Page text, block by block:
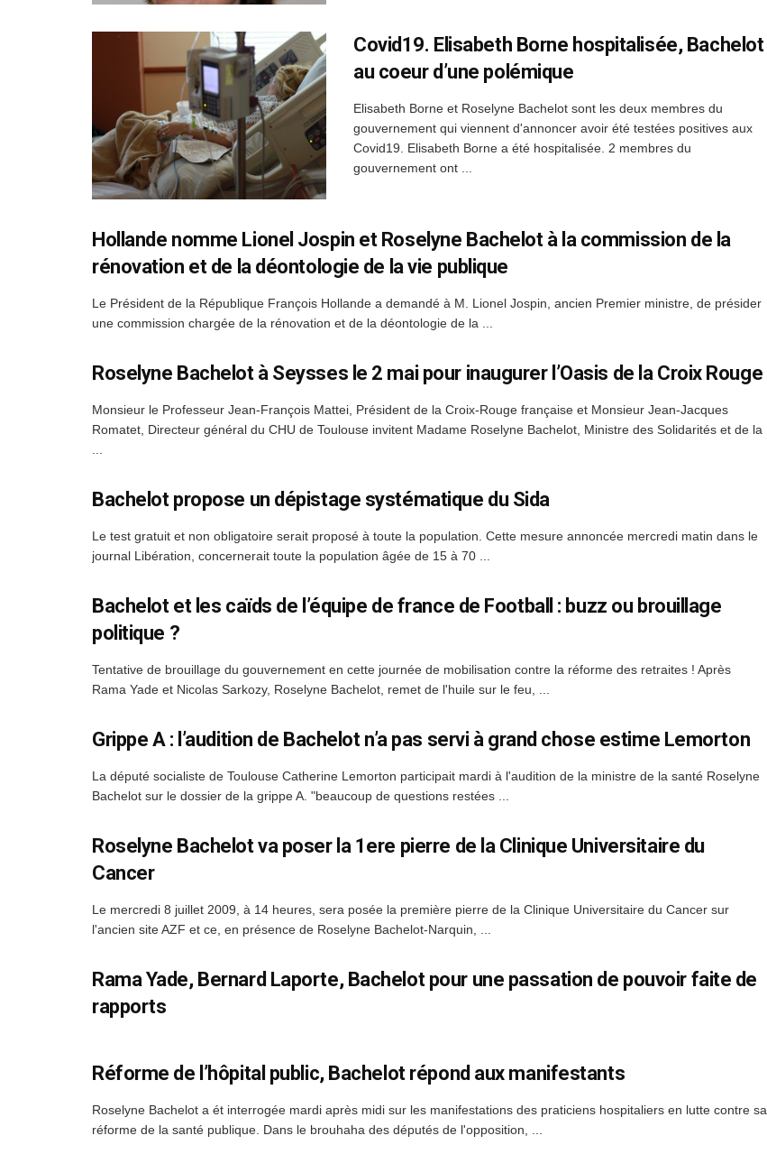
Covid19. Elisabeth Borne hospitalisée, Bachelot
au coeur d’une polémique
Elisabeth Borne et Roselyne Bachelot sont les deux membres du
gouvernement qui viennent d'annoncer avoir été testées positives aux
Covid19. Elisabeth Borne a été hospitalisée. 2 membres du
gouvernement ont ...
Hollande nomme Lionel Jospin et Roselyne Bachelot à la commission de la
rénovation et de la déontologie de la vie publique
Le Président de la République François Hollande a demandé à M. Lionel Jospin, ancien Premier ministre, de présider
une commission chargée de la rénovation et de la déontologie de la ...
Roselyne Bachelot à Seysses le 2 mai pour inaugurer l’Oasis de la Croix Rouge
Monsieur le Professeur Jean-François Mattei, Président de la Croix-Rouge française et Monsieur Jean-Jacques
Romatet, Directeur général du CHU de Toulouse invitent Madame Roselyne Bachelot, Ministre des Solidarités et de la
Bachelot propose un dépistage systématique du Sida
Le test gratuit et non obligatoire serait proposé à toute la population. Cette mesure annoncée mercredi matin dans le
journal Libération, concernerait toute la population âgée de 15 à 70 ...
Bachelot et les caïds de l’équipe de france de Football : buzz ou brouillage
politique ?
Tentative de brouillage du gouvernement en cette journée de mobilisation contre la réforme des retraites ! Après
Rama Yade et Nicolas Sarkozy, Roselyne Bachelot, remet de l'huile sur le feu, ...
Grippe A : l’audition de Bachelot n’a pas servi à grand chose estime Lemorton
La député socialiste de Toulouse Catherine Lemorton participait mardi à l'audition de la ministre de la santé Roselyne
Bachelot sur le dossier de la grippe A. "beaucoup de questions restées ...
Roselyne Bachelot va poser la 1ere pierre de la Clinique Universitaire du
Cancer
Le mercredi 8 juillet 2009, à 14 heures, sera posée la première pierre de la Clinique Universitaire du Cancer sur
l'ancien site AZF et ce, en présence de Roselyne Bachelot-Narquin, ...
Rama Yade, Bernard Laporte, Bachelot pour une passation de pouvoir faite de
rapports
Réforme de l’hôpital public, Bachelot répond aux manifestants
Roselyne Bachelot a ét interrogée mardi après midi sur les manifestations des praticiens hospitaliers en lutte contre sa
réforme de la santé publique. Dans le brouhaha des députés de l'opposition, ...